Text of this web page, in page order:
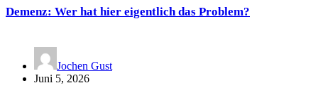
Demenz: Wer hat hier eigentlich das Problem?
Jochen Gust
Juni 5, 2026